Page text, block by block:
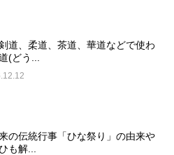
道、柔道、茶道、華道などで使わ
(どう...
の伝統行事「ひな祭り」の由来や
も解...